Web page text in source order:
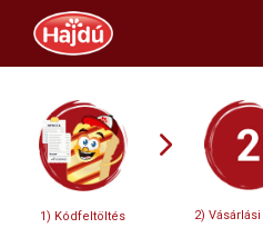
1) Kódfeltöltés 2)